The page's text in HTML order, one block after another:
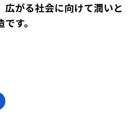
広がる社会に向けて潤いと
す。